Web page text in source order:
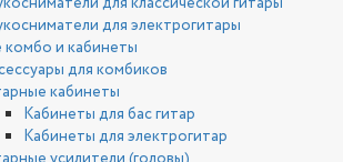
для электрогитары
комбо и кабинеты
для комбиков
кабинеты
Кабинеты для бас гитар
Кабинеты для электрогитар